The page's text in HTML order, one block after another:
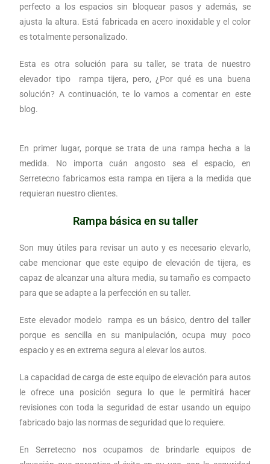
perfecto a los espacios sin bloquear pasos y además, se
ajusta la altura. Está fabricada en acero inoxidable y el color
es totalmente personalizado.
Esta es otra solución para su taller, se trata de nuestro
elevador tipo rampa tijera, pero, ¿Por qué es una buena
solución? A continuación, te lo vamos a comentar en este
blog.
En primer lugar, porque se trata de una rampa hecha a la
medida. No importa cuán angosto sea el espacio, en
Serretecno fabricamos esta rampa en tijera a la medida que
requieran nuestro clientes.
Rampa básica en su taller
Son muy útiles para revisar un auto y es necesario elevarlo,
cabe mencionar que este equipo de elevación de tijera, es
capaz de alcanzar una altura media, su tamaño es compacto
para que se adapte a la perfección en su taller.
Este elevador modelo rampa es un básico, dentro del taller
porque es sencilla en su manipulación, ocupa muy poco
espacio y es en extrema segura al elevar los autos.
La capacidad de carga de este equipo de elevación para autos
le ofrece una posición segura lo que le permitirá hacer
revisiones con toda la seguridad de estar usando un equipo
fabricado bajo las normas de seguridad que lo requiere.
En Serretecno nos ocupamos de brindarle equipos de